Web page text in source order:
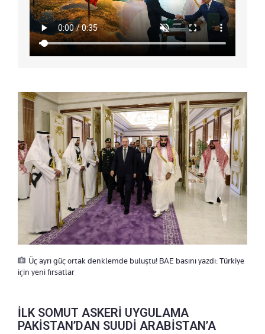
Üç ayrı güç ortak denklemde buluştu! BAE basını yazdı: Türkiye
için yeni fırsatlar
İLK SOMUT ASKERİ UYGULAMA
PAKİSTAN’DAN SUUDİ ARABİSTAN’A